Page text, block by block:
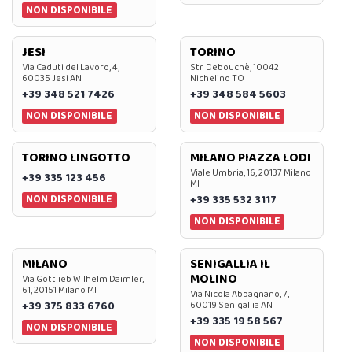
NON DISPONIBILE
JESI
Via Caduti del Lavoro, 4,
60035 Jesi AN
+39 348 521 7426
NON DISPONIBILE
TORINO
Str. Debouchè, 10042
Nichelino TO
+39 348 584 5603
NON DISPONIBILE
TORINO LINGOTTO
+39 335 123 456
NON DISPONIBILE
MILANO PIAZZA LODI
Viale Umbria, 16, 20137 Milano
MI
+39 335 532 3117
NON DISPONIBILE
MILANO
Via Gottlieb Wilhelm Daimler,
61, 20151 Milano MI
+39 375 833 6760
NON DISPONIBILE
SENIGALLIA IL
MOLINO
Via Nicola Abbagnano, 7,
60019 Senigallia AN
+39 335 19 58 567
NON DISPONIBILE